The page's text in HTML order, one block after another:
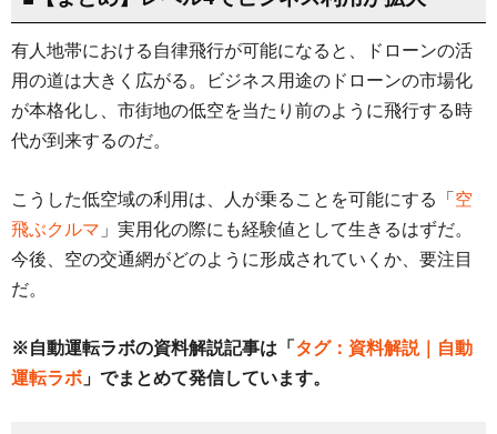
有人地帯における自律飛行が可能になると、ドローンの活
用の道は大きく広がる。ビジネス用途のドローンの市場化
が本格化し、市街地の低空を当たり前のように飛行する時
代が到来するのだ。
こうした低空域の利用は、人が乗ることを可能にする「 空
飛ぶクルマ 」実用化の際にも経験値として生きるはずだ。
今後、空の交通網がどのように形成されていくか、要注目
だ。
※自動運転ラボの資料解説記事は「 タグ：資料解説｜自動
運転ラボ 」でまとめて発信しています。